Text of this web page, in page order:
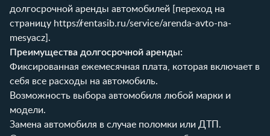
долгосрочной аренды автомобилей [переход на
страницу https://rentasib.ru/service/arenda-avto-na-
mesyacz ].
Преимущества долгосрочной аренды:
Фиксированная ежемесячная плата, которая включает в
себя все расходы на автомобиль.
Возможность выбора автомобиля любой марки и
модели.
Замена автомобиля в случае поломки или ДТП.